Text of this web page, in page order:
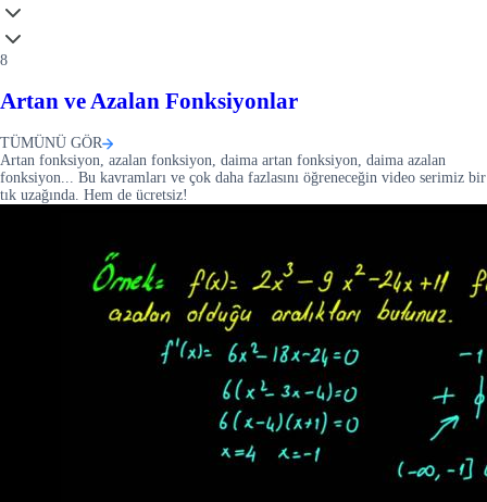
8
Artan ve Azalan Fonksiyonlar
TÜMÜNÜ GÖR
Artan fonksiyon, azalan fonksiyon, daima artan fonksiyon, daima azalan
fonksiyon... Bu kavramları ve çok daha fazlasını öğreneceğin video serimiz bir
tık uzağında. Hem de ücretsiz!